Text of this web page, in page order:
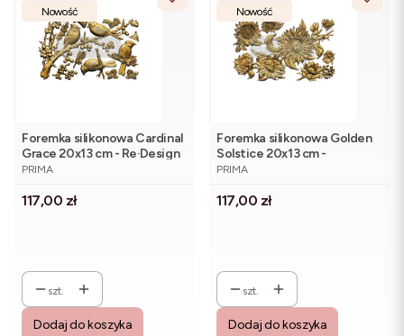
Nowość
Foremka silikonowa Cardinal
Grace 20x13 cm - Re·Design
Prima
PRODUCENT
PRIMA
Cena
117,00 zł
szt.
Dodaj do koszyka
Nowość
Foremka silikonowa Golden
Solstice 20x13 cm -
Re·Design Prima
PRODUCENT
PRIMA
Cena
117,00 zł
szt.
Dodaj do koszyka